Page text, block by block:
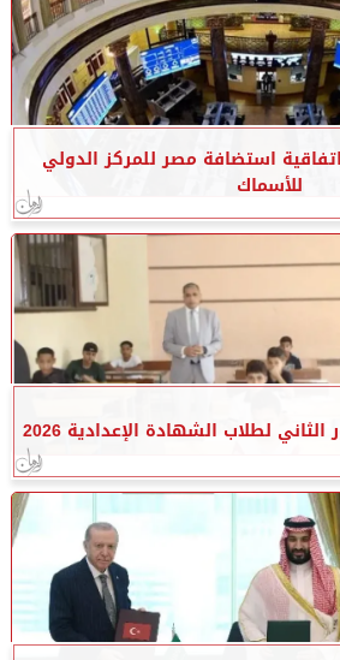
استضافة مصر للمركز الدولي
للأسماك
لطلاب الشهادة الإعدادية 2026